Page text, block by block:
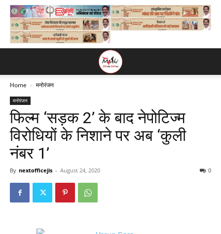
Home मनोरंजन
मनोरंजन
फिल्म ‘सड़क 2’ के बाद नेपोटिज्म
विरोधियों के निशाने पर अब ‘कुली
नंबर 1’
By nextofficejis - August 24, 2020 0